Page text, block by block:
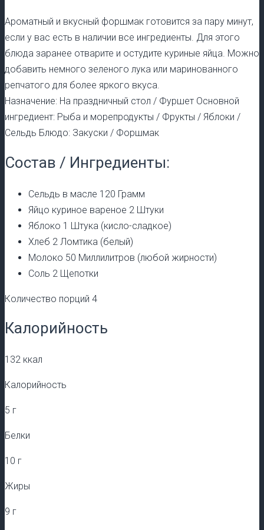
Ароматный и вкусный форшмак готовится за пару минут,
если у вас есть в наличии все ингредиенты. Для этого
блюда заранее отварите и остудите куриные яйца. Можно
добавить немного зеленого лука или маринованного
репчатого для более яркого вкуса.
Назначение: На праздничный стол / Фуршет Основной
ингредиент: Рыба и морепродукты / Фрукты / Яблоки /
Сельдь Блюдо: Закуски / Форшмак
Состав / Ингредиенты:
Сельдь в масле 120 Грамм
Яйцо куриное вареное 2 Штуки
Яблоко 1 Штука (кисло-сладкое)
Хлеб 2 Ломтика (белый)
Молоко 50 Миллилитров (любой жирности)
Соль 2 Щепотки
Количество порций 4
Калорийность
132 ккал
Калорийность
5 г
Белки
10 г
Жиры
9 г